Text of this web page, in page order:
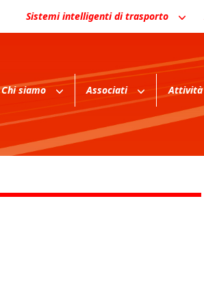
Sistemi intelligenti di trasporto
Chi siamo Associati Attività